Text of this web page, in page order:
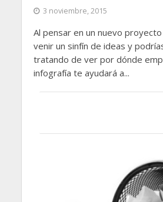
3 noviembre, 2015
Al pensar en un nuevo
venir un sinfín de ideas y
tratando de ver por dónde
infografía te ayudará a...